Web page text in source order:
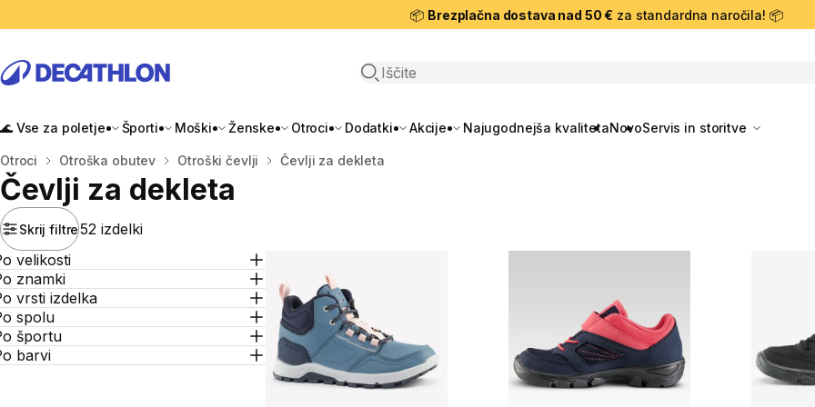
📦 Brezplačna dostava nad 50 € za standardna naročila! 📦
Odpri iskanje
🌊 Vse za poletje Športi Moški Ženske Otroci Dodatki Akcije Najugodnejša kvalitetaNovoServis in storitve
Domov
Otroci Otroška obutev Otroški čevlji Čevlji za dekleta
Čevlji za dekleta
Skrij filtre52 izdelki
velikosti
znamki
vrsti izdelka
spolu
športu
barvi